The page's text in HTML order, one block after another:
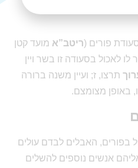
פורים (ריטב”א מועד קטן
לאכול בסעודה זו בשר ויין
תרצו, ז; ועיין משנה ברורה
באופן מצומצם.
בפורים, האבלים לבדם עולים
אנשים נוספים להשלים